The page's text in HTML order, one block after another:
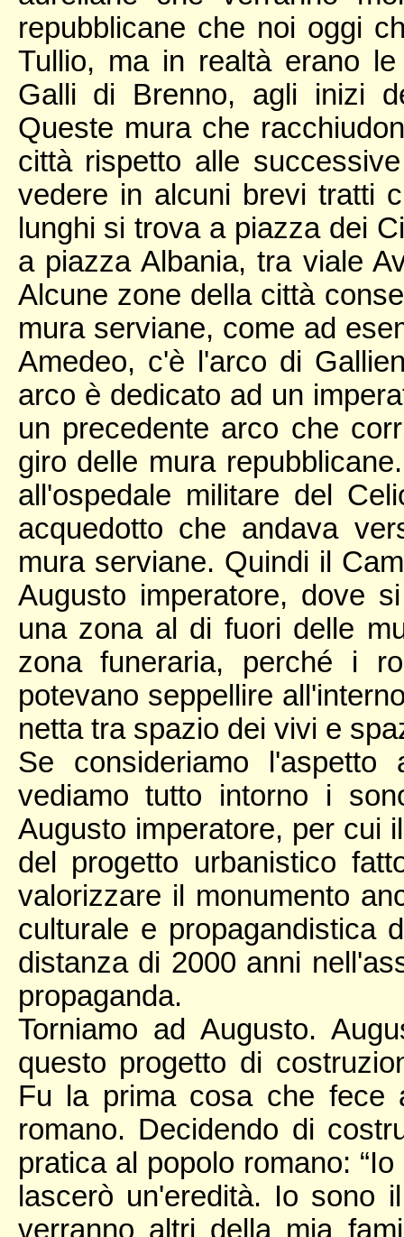
repubblicane che noi oggi
Tullio, ma in realtà erano
Galli di Brenno, agli inizi
Queste mura che
città rispetto alle
vedere in alcuni brevi tratti
lunghi si trova a piazza dei
a piazza Albania, tra viale
Alcune zone della città
mura serviane, come ad
Amedeo, c'è l'arco di
arco è dedicato ad un
un precedente arco che
giro delle mura
all'ospedale militare del
acquedotto che andava
mura serviane. Quindi il
Augusto imperatore, dove
una zona al di fuori delle
zona funeraria, perché i
potevano seppellire
netta tra spazio dei vivi e
Se consideriamo l'aspetto
vediamo tutto intorno i
Augusto imperatore, per cui
del progetto urbanistico
valorizzare il monumento
culturale e propagandistica
distanza di 2000 anni
propaganda.
Torniamo ad Augusto.
questo progetto di
Fu la prima cosa che fece
romano. Decidendo di
pratica al popolo romano:
lascerò un'eredità. Io sono
verranno altri della mia